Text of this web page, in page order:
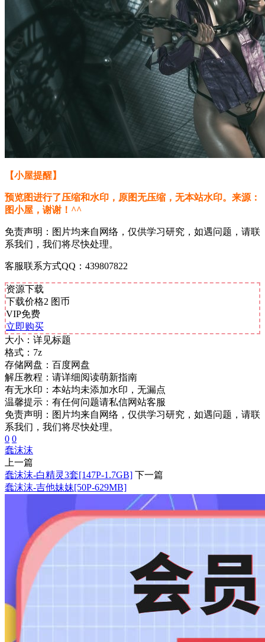
【小屋提醒】
预览图进行了压缩和水印，原图无压缩，无本站水印。来源：
图小屋，谢谢！^^
免责声明：图片均来自网络，仅供学习研究，如遇问题，请联
系我们，我们将尽快处理。
客服联系方式QQ：439807822
资源下载
下载价格2 图币
VIP免费
立即购买
大小： 详见标题
格式： 7z
存储网盘： 百度网盘
解压教程： 请详细阅读萌新指南
有无水印： 本站均未添加水印，无漏点
温馨提示： 有任何问题请私信网站客服
免责声明：图片均来自网络，仅供学习研究，如遇问题，请联
系我们，我们将尽快处理。
0 0
蠢沫沫
上一篇
蠢沫沫-白精灵3套[147P-1.7GB] 下一篇
蠢沫沫-吉他妹妹[50P-629MB]